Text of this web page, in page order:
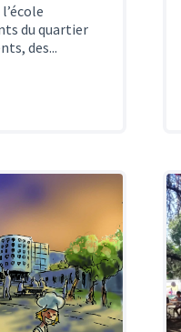
du quartier
des...